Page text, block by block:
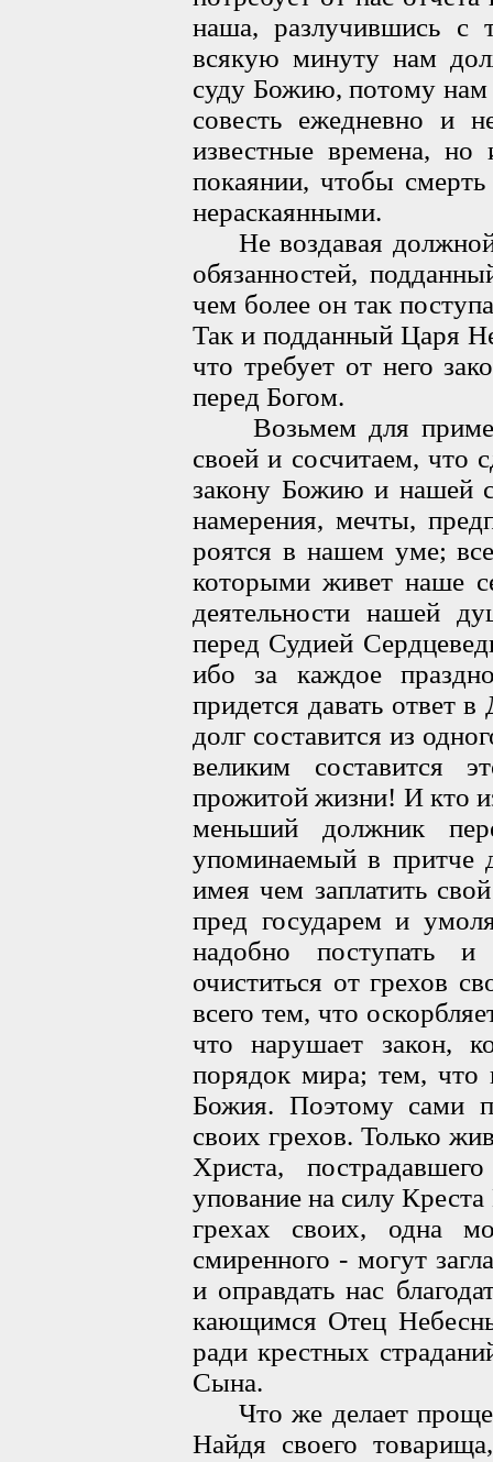
наша, разлучившись с
всякую минуту нам
суду Божию, потому нам
совесть ежедневно и
известные времена,
покаянии, чтобы
нераскаянными.
Не воздавая должной
обязанностей,
чем более он так
Так и подданный Царя
что требует от него
перед Богом.
Возьмем для
своей и сосчитаем, что
закону Божию и нашей
намерения, мечты,
роятся в нашем уме;
которыми живет наше
деятельности нашей
перед Судией
ибо за каждое
придется давать ответ
долг составится из
великим составится
прожитой жизни! И кто
меньший должник
упоминаемый в притче
имея чем заплатить
пред государем и
надобно поступать
очиститься от грехов
всего тем, что
что нарушает закон,
порядок мира; тем, что
Божия. Поэтому сами
своих грехов. Только
Христа,
упование на силу
грехах своих, одна
смиренного - могут
и оправдать нас
кающимся Отец
ради крестных
Сына.
Что же делает
Найдя своего